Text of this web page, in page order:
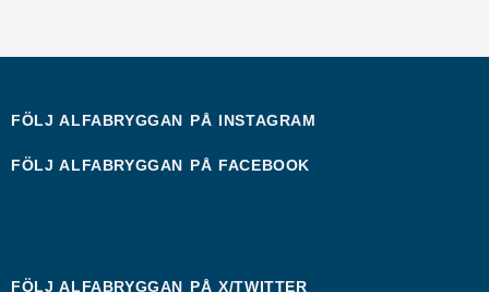
FÖLJ ALFABRYGGAN PÅ INSTAGRAM
FÖLJ ALFABRYGGAN PÅ FACEBOOK
FÖLJ ALFABRYGGAN PÅ X/TWITTER